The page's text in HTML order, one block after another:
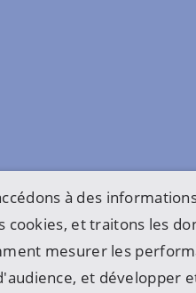
à des
cookies, et traitons les
mesurer les
et développer